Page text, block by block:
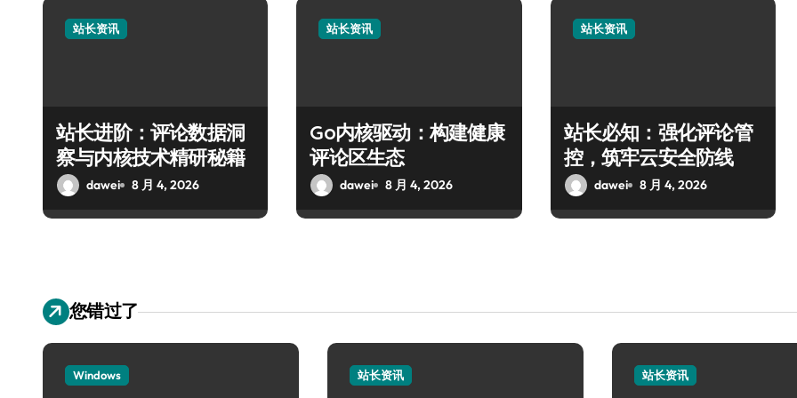
站长资讯
站长进阶：评论数据洞
察与内核技术精研秘籍
dawei 8 月 4, 2026
站长资讯
Go内核驱动：构建健康
评论区生态
dawei 8 月 4, 2026
站长资讯
站长必知：强化评论管
控，筑牢云安全防线
dawei 8 月 4, 2026
您错过了
Windows 站长资讯 站长资讯